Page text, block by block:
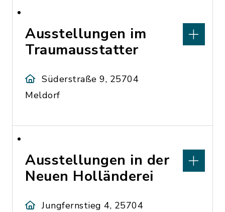
Ausstellungen im
Traumausstatter
Süderstraße 9, 25704
Meldorf
Ausstellungen in der
Neuen Holländerei
Jungfernstieg 4, 25704